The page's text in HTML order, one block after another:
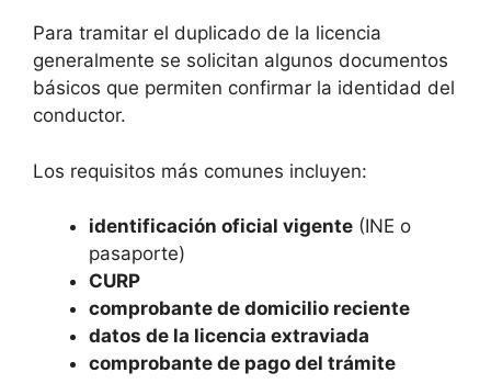
Para tramitar el duplicado de la licencia
generalmente se solicitan algunos documentos
básicos que permiten confirmar la identidad del
conductor.
Los requisitos más comunes incluyen:
identificación oficial vigente (INE o
pasaporte)
CURP
comprobante de domicilio reciente
datos de la licencia extraviada
comprobante de pago del trámite